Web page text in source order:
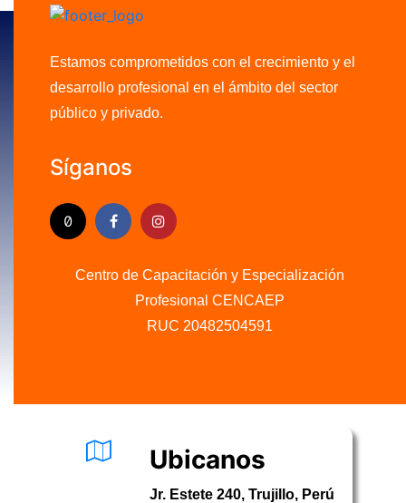
Estamos comprometidos con el crecimiento y el
desarrollo profesional en el ámbito del sector
público y privado.
Síganos
Centro de Capacitación y Especialización
Profesional CENCAEP
RUC 20482504591
Ubicanos
Jr. Estete 240, Trujillo, Perú